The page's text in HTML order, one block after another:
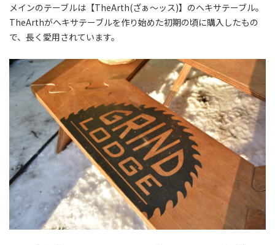
メインのテーブルは【TheArth(ざぁ～ッス)】のヘキサテーブル。
TheArthがヘキサテーブルを作り始めた初期の頃に購入したもの
で、長く愛用されています。